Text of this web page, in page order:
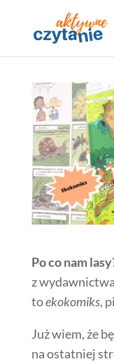
Po co nam
z
toekokomiks,
Już wiem, że
na ostatniej